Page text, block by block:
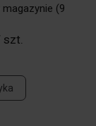
(9
szt.